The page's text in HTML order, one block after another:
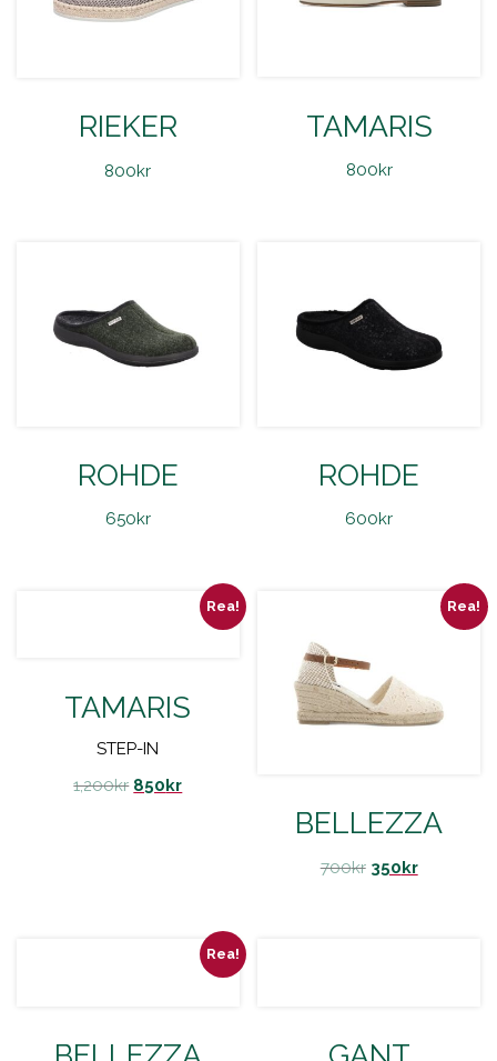
RIEKER
800kr
TAMARIS
800kr
ROHDE
650kr
ROHDE
600kr
Rea!
TAMARIS
STEP-IN
1,200kr 850kr
Rea!
BELLEZZA
700kr 350kr
Rea!